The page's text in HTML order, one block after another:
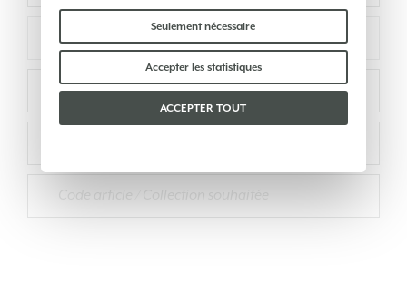
Certains cookies « techniques » sont
indispensables au bon fonctionnement du site et
ne traitent ni ne partagent aucune donnée
personnelle avec des tiers. Pour en savoir plus,
vous pouvez consulter notrepolitique en matière
Veuillez choisir les cookies que vous acceptez :
Seulement nécessaire
Accepter les statistiques
ACCEPTER TOUT